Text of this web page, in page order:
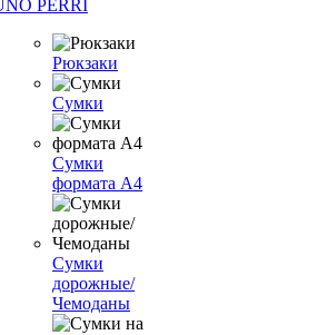
PERRI
Рюкзаки
Сумки
Сумки
формата А4
Сумки
дорожные/
Чемоданы